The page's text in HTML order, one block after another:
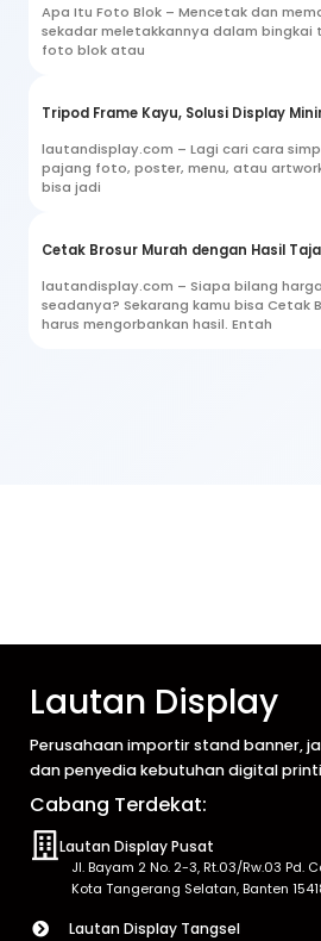
Apa Itu Foto Blok – Mencetak dan
sekadar meletakkannya dalam bingkai
foto blok atau
Tripod Frame Kayu, Solusi Display
lautandisplay.com – Lagi cari cara
pajang foto, poster, menu, atau
bisa jadi
Cetak Brosur Murah dengan Hasil
lautandisplay.com – Siapa bilang
seadanya? Sekarang kamu bisa Cetak
harus mengorbankan hasil. Entah
Lautan Display
Perusahaan importir stand banner,
dan penyedia kebutuhan digital
Cabang Terdekat:
Lautan Display Pusat
Jl. Bayam 2 No. 2-3, Rt.03/Rw.03 Pd.
Kota Tangerang Selatan, Banten
Lautan Display Tangsel